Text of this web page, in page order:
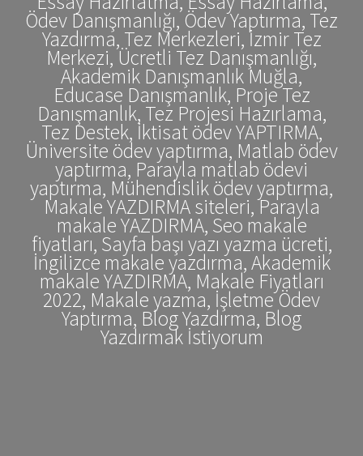
Ödev Danışmanlığı, Ödev Yaptırma, Tez
Yazdırma, Tez Merkezleri, İzmir Tez
Merkezi, Ücretli Tez Danışmanlığı,
Akademik Danışmanlık Muğla,
Educase Danışmanlık, Proje Tez
Danışmanlık, Tez Projesi Hazırlama,
Tez Destek, İktisat ödev YAPTIRMA,
Üniversite ödev yaptırma, Matlab ödev
yaptırma, Parayla matlab ödevi
yaptırma, Mühendislik ödev yaptırma,
Makale YAZDIRMA siteleri, Parayla
makale YAZDIRMA, Seo makale
fiyatları, Sayfa başı yazı yazma ücreti,
İngilizce makale yazdırma, Akademik
makale YAZDIRMA, Makale Fiyatları
2022, Makale yazma, İşletme Ödev
Yaptırma, Blog Yazdırma, Blog
Yazdırmak İstiyorum